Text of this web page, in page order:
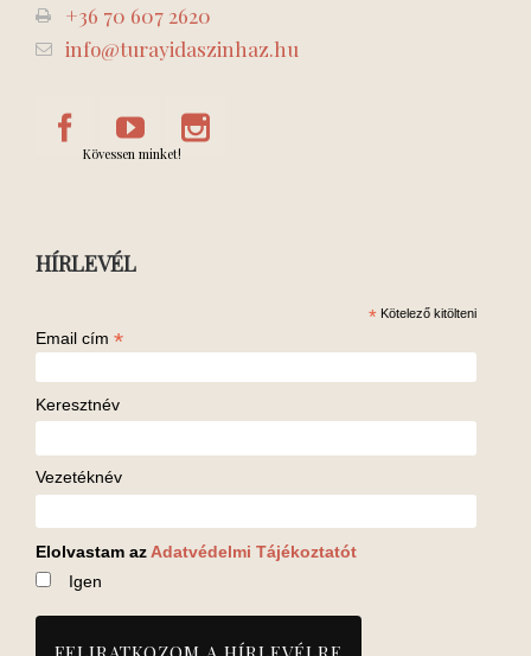
+36 70 607 2620
info@turayidaszinhaz.hu
Kövessen minket!
HÍRLEVÉL
* Kötelező kitölteni
Email cím *
Keresztnév
Vezetéknév
Elolvastam az Adatvédelmi Tájékoztatót
Igen